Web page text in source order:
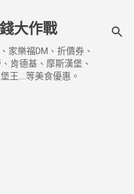
大作戰
家樂福DM、折價券、
肯德基、摩斯漢堡、
王....等美食優惠。